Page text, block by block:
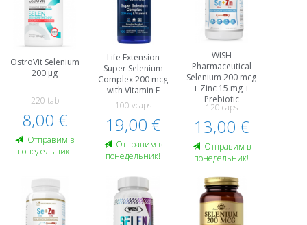
OstroVit Selenium
200 µg
220 tab
8,00 €
Oтправим в
понедельник!
Life Extension
Super Selenium
Complex 200 mcg
with Vitamin E
100 vcaps
19,00 €
Oтправим в
понедельник!
WISH
Pharmaceutical
Selenium 200 mcg
+ Zinc 15 mg +
Prebiotic
120 caps
13,00 €
Oтправим в
понедельник!